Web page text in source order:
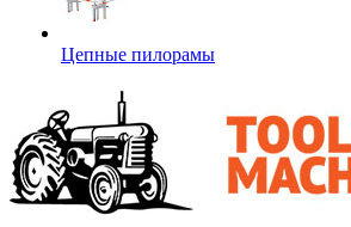
Цепные пилорамы